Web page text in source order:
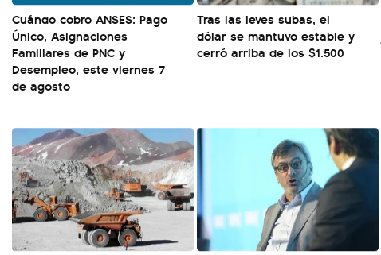
Cuándo cobro ANSES: Pago
Único, Asignaciones
Familiares de PNC y
Desempleo, este viernes 7
de agosto
Tras las leves subas, el
dólar se mantuvo estable y
cerró arriba de los $1.500